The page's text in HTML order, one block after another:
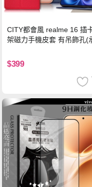
CITY都會風 realme 16 插
架磁力手機皮套 有吊飾孔(
$399